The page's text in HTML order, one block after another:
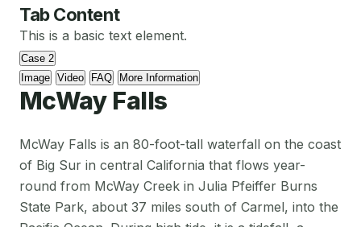
Tab Content
This is a basic text element.
Case 2
Image Video FAQ More Information
McWay Falls
McWay Falls is an 80-foot-tall waterfall on the coast
of Big Sur in central California that flows year-
round from McWay Creek in Julia Pfeiffer Burns
State Park, about 37 miles south of Carmel, into the